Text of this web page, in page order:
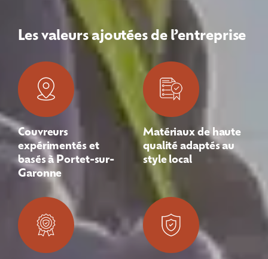
Les valeurs ajoutées de l’entreprise
Couvreurs
expérimentés et
basés à Portet-sur-
Garonne
Matériaux de haute
qualité adaptés au
style local